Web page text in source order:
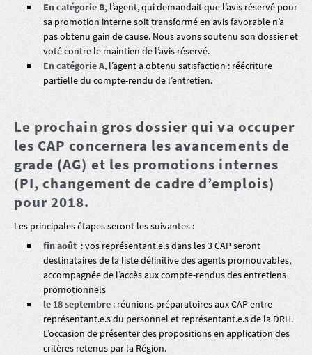
En catégorie B, l’agent, qui demandait que l’avis réservé pour
sa promotion interne soit transformé en avis favorable n’a
pas obtenu gain de cause. Nous avons soutenu son dossier et
voté contre le maintien de l’avis réservé.
En catégorie A, l’agent a obtenu satisfaction : réécriture
partielle du compte-rendu de l’entretien.
Le prochain gros dossier qui va occuper
les CAP concernera les avancements de
grade (AG) et les promotions internes
(PI, changement de cadre d’emplois)
pour 2018.
Les principales étapes seront les suivantes :
fin août : vos représentant.e.s dans les 3 CAP seront
destinataires de la liste définitive des agents promouvables,
accompagnée de l’accès aux compte-rendus des entretiens
promotionnels
le 18 septembre : réunions préparatoires aux CAP entre
représentant.e.s du personnel et représentant.e.s de la DRH.
L’occasion de présenter des propositions en application des
critères retenus par la Région.